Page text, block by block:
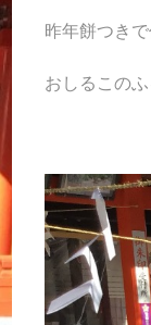
昨年餅つき
おしるこの